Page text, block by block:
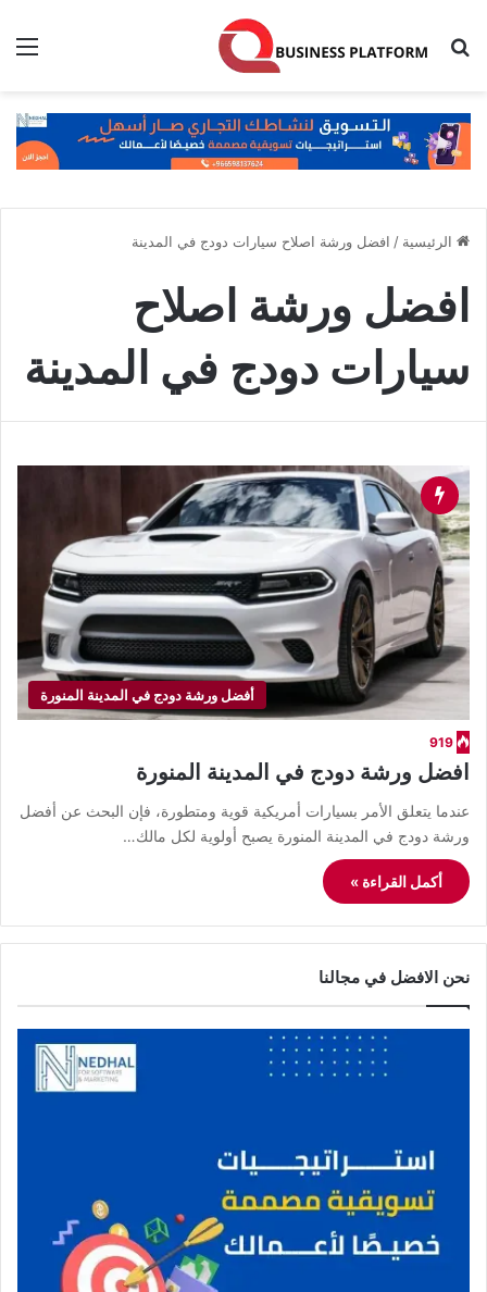
بحث عن
الرئيسية / افضل ورشة اصلاح سيارات دودج في المدينة
افضل ورشة اصلاح
سيارات دودج في المدينة
أفضل ورشة دودج في المدينة المنورة
919
افضل ورشة دودج في المدينة المنورة
​عندما يتعلق الأمر بسيارات أمريكية قوية ومتطورة، فإن البحث عن أفضل
ورشة دودج في المدينة المنورة يصبح أولوية لكل مالك…
أكمل القراءة »
نحن الافضل في مجالنا